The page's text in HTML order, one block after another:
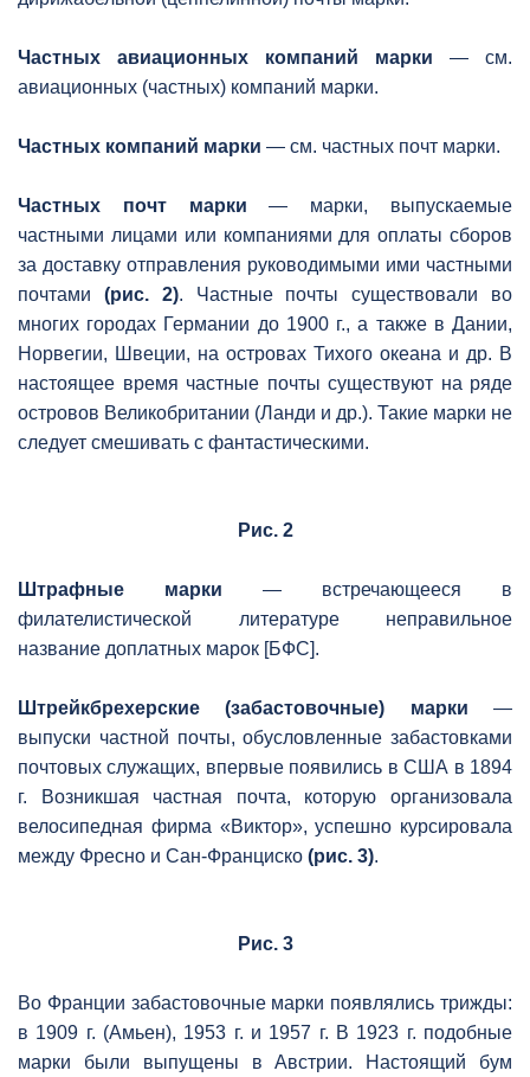
Частных авиационных компаний марки — см.
авиационных (частных) компаний марки.
Частных компаний марки — см. частных почт марки.
Частных почт марки — марки, выпускаемые
частными лицами или компаниями для оплаты сборов
за доставку отправления руководимыми ими частными
почтами (рис. 2). Частные почты существовали во
многих городах Германии до 1900 г., а также в Дании,
Норвегии, Швеции, на островах Тихого океана и др. В
настоящее время частные почты существуют на ряде
островов Великобритании (Ланди и др.). Такие марки не
следует смешивать с фантастическими.
Рис. 2
Штрафные марки — встречающееся в
филателистической литературе неправильное
название доплатных марок [БФС].
Штрейкбрехерские (забастовочные) марки —
выпуски частной почты, обусловленные забастовками
почтовых служащих, впервые появились в США в 1894
г. Возникшая частная почта, которую организовала
велосипедная фирма «Виктор», успешно курсировала
между Фресно и Сан-Франциско (рис. 3).
Рис. 3
Во Франции забастовочные марки появлялись трижды:
в 1909 г. (Амьен), 1953 г. и 1957 г. В 1923 г. подобные
марки были выпущены в Австрии. Настоящий бум